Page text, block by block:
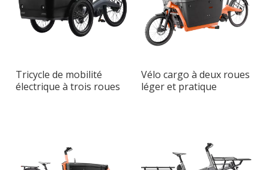
Tricycle de mobilité
électrique à trois roues
Vélo cargo à deux roues
léger et pratique